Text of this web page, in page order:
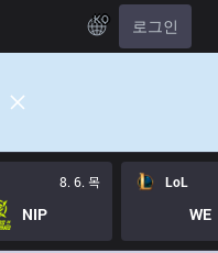
KO 로그인
8. 6. 목
NIP
LoL
WE